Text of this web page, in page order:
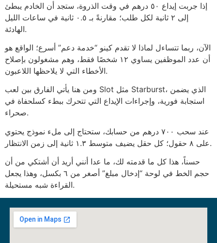
إذا جربت إيداع ٥٠ درهم في وقت الذروة، ستجد أن الخادم يبطئ
إلى ٢ ثانية لكل طلب؛ مقارنةً بـ ٠.٥ ثانية في ساعات الليل
الهادئة.
الآن، ربما تتساءل لماذا لا تقدم كينو “خدمة دعم” أسرع؛ الواقع هو
أن عدد الموظفين يساوي ١٢ شخصًا فقط، وهم مشغولون بإصلاح
الأخطاء التي لا يلاحظها اللاعبون.
ومن هنا يأتي الفارق بين لعب Slot مثل Starburst، الذي يضمن
استجابة فورية، وإجراءات الإيداع التي تتحرك ببطء كسلحفاة في
صحراء.
عند سحب ٧٠٠ درهم من حسابك، ستحتاج إلى ملء نموذج يحتوي
على ٨ حقول؛ كل حقل يضيف متوسط ١.٣ ثانية إلى زمن الانتظار.
حسناً، هذا كل ما قدمته لك، ما عدا أنني أريد أن أشتكي من أن
حجم الخط في لوحة “إدخال مبلغ” أصغر من ٦ بكسل، وهذا يجعل
القراءة شبه مستحيلة.